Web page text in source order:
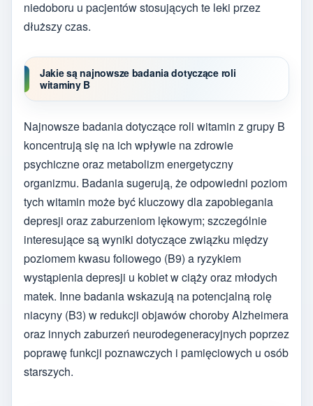
niedoboru u pacjentów stosujących te leki przez
dłuższy czas.
Jakie są najnowsze badania dotyczące roli
witaminy B
Najnowsze badania dotyczące roli witamin z grupy B
koncentrują się na ich wpływie na zdrowie
psychiczne oraz metabolizm energetyczny
organizmu. Badania sugerują, że odpowiedni poziom
tych witamin może być kluczowy dla zapobiegania
depresji oraz zaburzeniom lękowym; szczególnie
interesujące są wyniki dotyczące związku między
poziomem kwasu foliowego (B9) a ryzykiem
wystąpienia depresji u kobiet w ciąży oraz młodych
matek. Inne badania wskazują na potencjalną rolę
niacyny (B3) w redukcji objawów choroby Alzheimera
oraz innych zaburzeń neurodegeneracyjnych poprzez
poprawę funkcji poznawczych i pamięciowych u osób
starszych.